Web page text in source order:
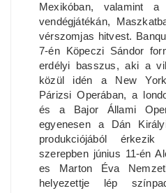
Mexikóban, valamint
vendégjátékán,
vérszomjas hitvest.
7-én Köpeczi Sándor
erdélyi basszus, aki a
közül idén a New
Párizsi Operában, a
és a Bajor Állami
egyenesen a Dán
produkciójából
szerepben június 11-én
es Marton Éva
helyezettje lép